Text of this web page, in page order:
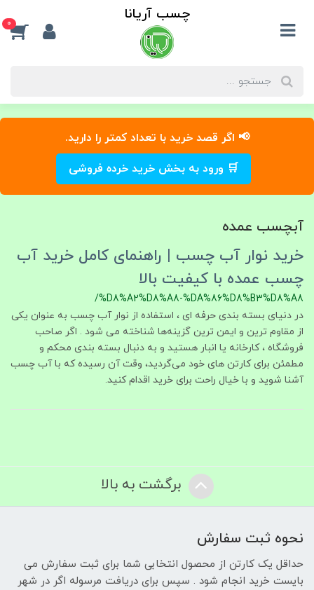
📢 اگر قصد خرید با تعداد کمتر را دارید.
🛒 ورود به بخش خرید خرده فروشی
چسب آریانا 0
آبچسب عمده
خرید نوار آب‌ چسب | راهنمای کامل خرید آب
چسب عمده با کیفیت بالا
/%D8%A2%D8%A8-%DA%86%D8%B3%D8%A8
در دنیای بسته‌ بندی حرفه‌ ای ، استفاده از نوار آب‌ چسب به‌ عنوان یکی
از مقاوم‌ ترین و ایمن‌ ترین گزینه‌ها شناخته می‌ شود . اگر صاحب
فروشگاه ، کارخانه یا انبار هستید و به‌ دنبال بسته‌ بندی محکم و
مطمئن برای کارتن‌ های خود می‌گردید، وقت آن رسیده که با آب چسب
آشنا شوید و با خیال راحت برای خرید اقدام کنید.
برگشت به بالا
نحوه ثبت سفارش
حداقل یک کارتن از محصول انتخابی شما برای ثبت سفارش می
بایست خرید انجام شود . سپس برای دریافت مرسوله اگر در شهر